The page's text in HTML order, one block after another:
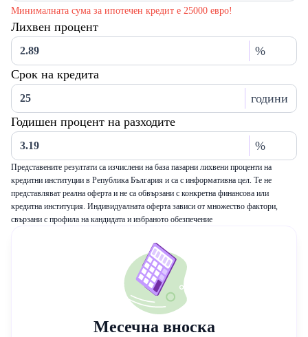
Минималната сума за ипотечен кредит е 25000 евро!
Лихвен процент
%
Срок на кредита
години
Годишен процент на разходите
%
Представените резултати са изчислени на база пазарни лихвени проценти на
кредитни институции в Република България и са с информативна цел. Те не
представляват реална оферта и не са обвързани с конкретна финансова или
кредитна институция. Индивидуалната оферта зависи от множество фактори,
свързани с профила на кандидата и избраното обезпечение
Месечна вноска